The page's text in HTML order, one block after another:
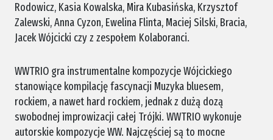
Rodowicz, Kasia Kowalska, Mira Kubasińska, Krzysztof
Zalewski, Anna Cyzon, Ewelina Flinta, Maciej Silski, Bracia,
Jacek Wójcicki czy z zespołem Kolaboranci.
WWTRIO gra instrumentalne kompozycje Wójcickiego
stanowiące kompilację fascynacji Muzyka bluesem,
rockiem, a nawet hard rockiem, jednak z dużą dozą
swobodnej improwizacji całej Trójki. WWTRIO wykonuje
autorskie kompozycje WW. Najczęściej są to mocne